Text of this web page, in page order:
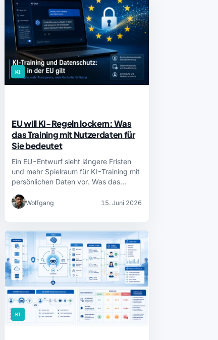
KI
EU will KI-Regeln lockern: Was
das Training mit Nutzerdaten für
Sie bedeutet
Ein EU-Entwurf sieht längere Fristen
und mehr Spielraum für KI-Training mit
persönlichen Daten vor. Was das…
Wolfgang 15. Juni 2026
KI